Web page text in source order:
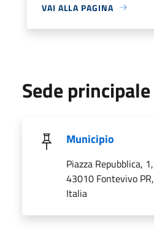
VAI ALLA PAGINA
Sede principale
Municipio
Piazza Repubblica, 1,
43010 Fontevivo PR,
Italia